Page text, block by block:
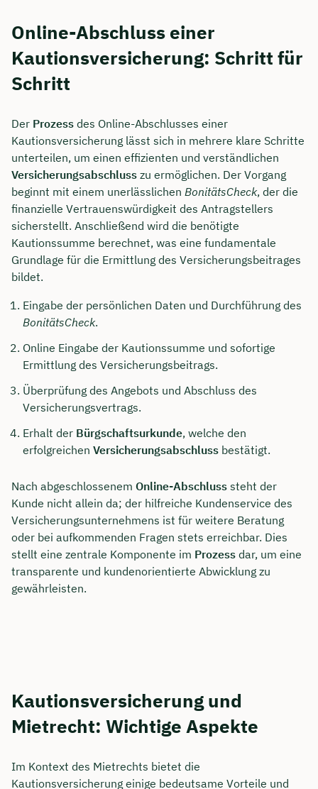
Online-Abschluss einer
Kautionsversicherung: Schritt für
Schritt
Der Prozess des Online-Abschlusses einer
Kautionsversicherung lässt sich in mehrere klare Schritte
unterteilen, um einen effizienten und verständlichen
Versicherungsabschluss zu ermöglichen. Der Vorgang
beginnt mit einem unerlässlichen BonitätsCheck, der die
finanzielle Vertrauenswürdigkeit des Antragstellers
sicherstellt. Anschließend wird die benötigte
Kautionssumme berechnet, was eine fundamentale
Grundlage für die Ermittlung des Versicherungsbeitrages
bildet.
Eingabe der persönlichen Daten und Durchführung des
BonitätsCheck.
Online Eingabe der Kautionssumme und sofortige
Ermittlung des Versicherungsbeitrags.
Überprüfung des Angebots und Abschluss des
Versicherungsvertrags.
Erhalt der Bürgschaftsurkunde, welche den
erfolgreichen Versicherungsabschluss bestätigt.
Nach abgeschlossenem Online-Abschluss steht der
Kunde nicht allein da; der hilfreiche Kundenservice des
Versicherungsunternehmens ist für weitere Beratung
oder bei aufkommenden Fragen stets erreichbar. Dies
stellt eine zentrale Komponente im Prozess dar, um eine
transparente und kundenorientierte Abwicklung zu
gewährleisten.
Kautionsversicherung und
Mietrecht: Wichtige Aspekte
Im Kontext des Mietrechts bietet die
Kautionsversicherung einige bedeutsame Vorteile und